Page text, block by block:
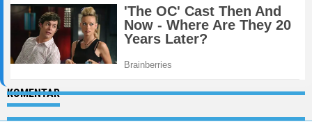
KOMENTAR